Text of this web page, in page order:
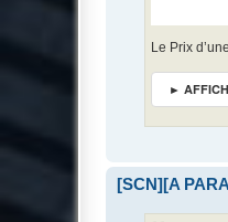
Le Prix
►
[SCN][A